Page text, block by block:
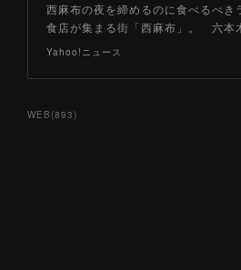
西麻布の夜を締めるのに食べるべき
食店が集まる街「西麻布」。 六本
Yahoo!ニュース
WEB (893)